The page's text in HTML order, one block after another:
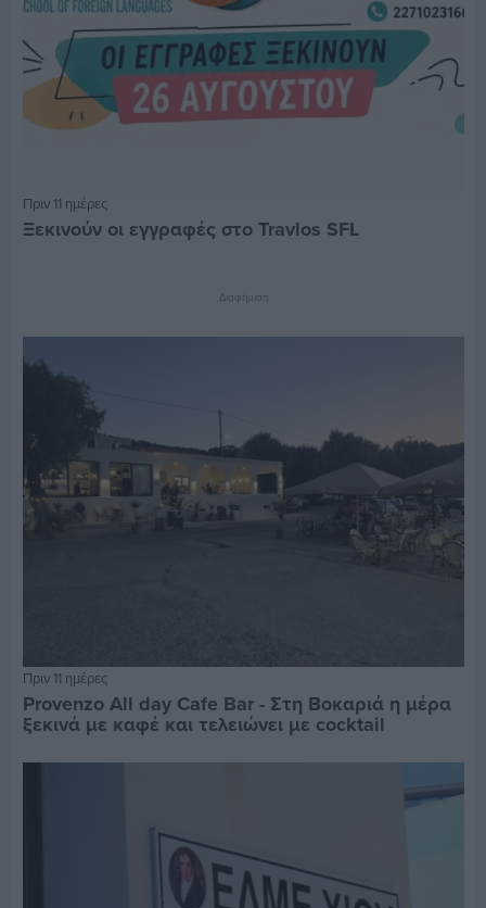
Πριν 11 ημέρες
Ξεκινούν οι εγγραφές στο Travlos SFL
Διαφήμιση
Πριν 11 ημέρες
Provenzo All day Cafe Bar - Στη Βοκαριά η μέρα
ξεκινά με καφέ και τελειώνει με cocktail